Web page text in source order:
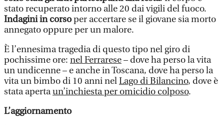
stato recuperato intorno alle 20 dai vigili del fuoco.
Indagini in corsoper accertare se il giovane sia morto
annegato oppure per un malore.
È l’ennesima tragedia di questo tipo nel giro di
pochissime ore: nel Ferrarese– dove ha perso la vita
un undicenne – e anche in Toscana, dove ha perso la
vita un bimbo di 10 anni nelLago di Bilancino, dove è
stata apertaun’inchiesta per omicidio colposo.
L’aggiornamento